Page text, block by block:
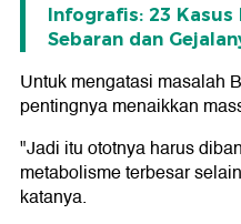
Infografis: 23
Sebaran dan
Untuk mengatasi masalah
pentingnya menaikkan
"Jadi itu ototnya harus
metabolisme terbesar
katanya.